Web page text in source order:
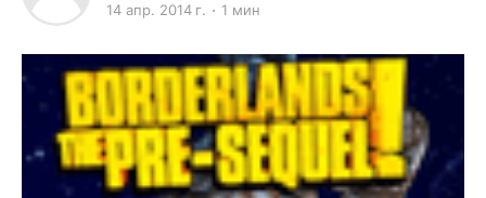
14 апр. 2014 г. 1 мин